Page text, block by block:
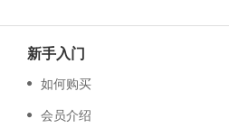
新手入门
如何购买
会员介绍